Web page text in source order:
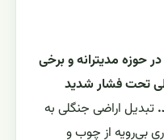
حوزه مدیترانه و برخی
تحت فشار شدید
تبدیل اراضی جنگلی به
بی‌رویه از چوب و